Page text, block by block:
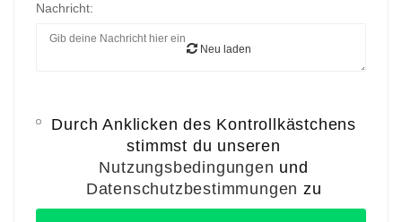
Nachricht:
Neu laden
Durch Anklicken des Kontrollkästchens
stimmst du unseren
Nutzungsbedingungen und
Datenschutzbestimmungen zu